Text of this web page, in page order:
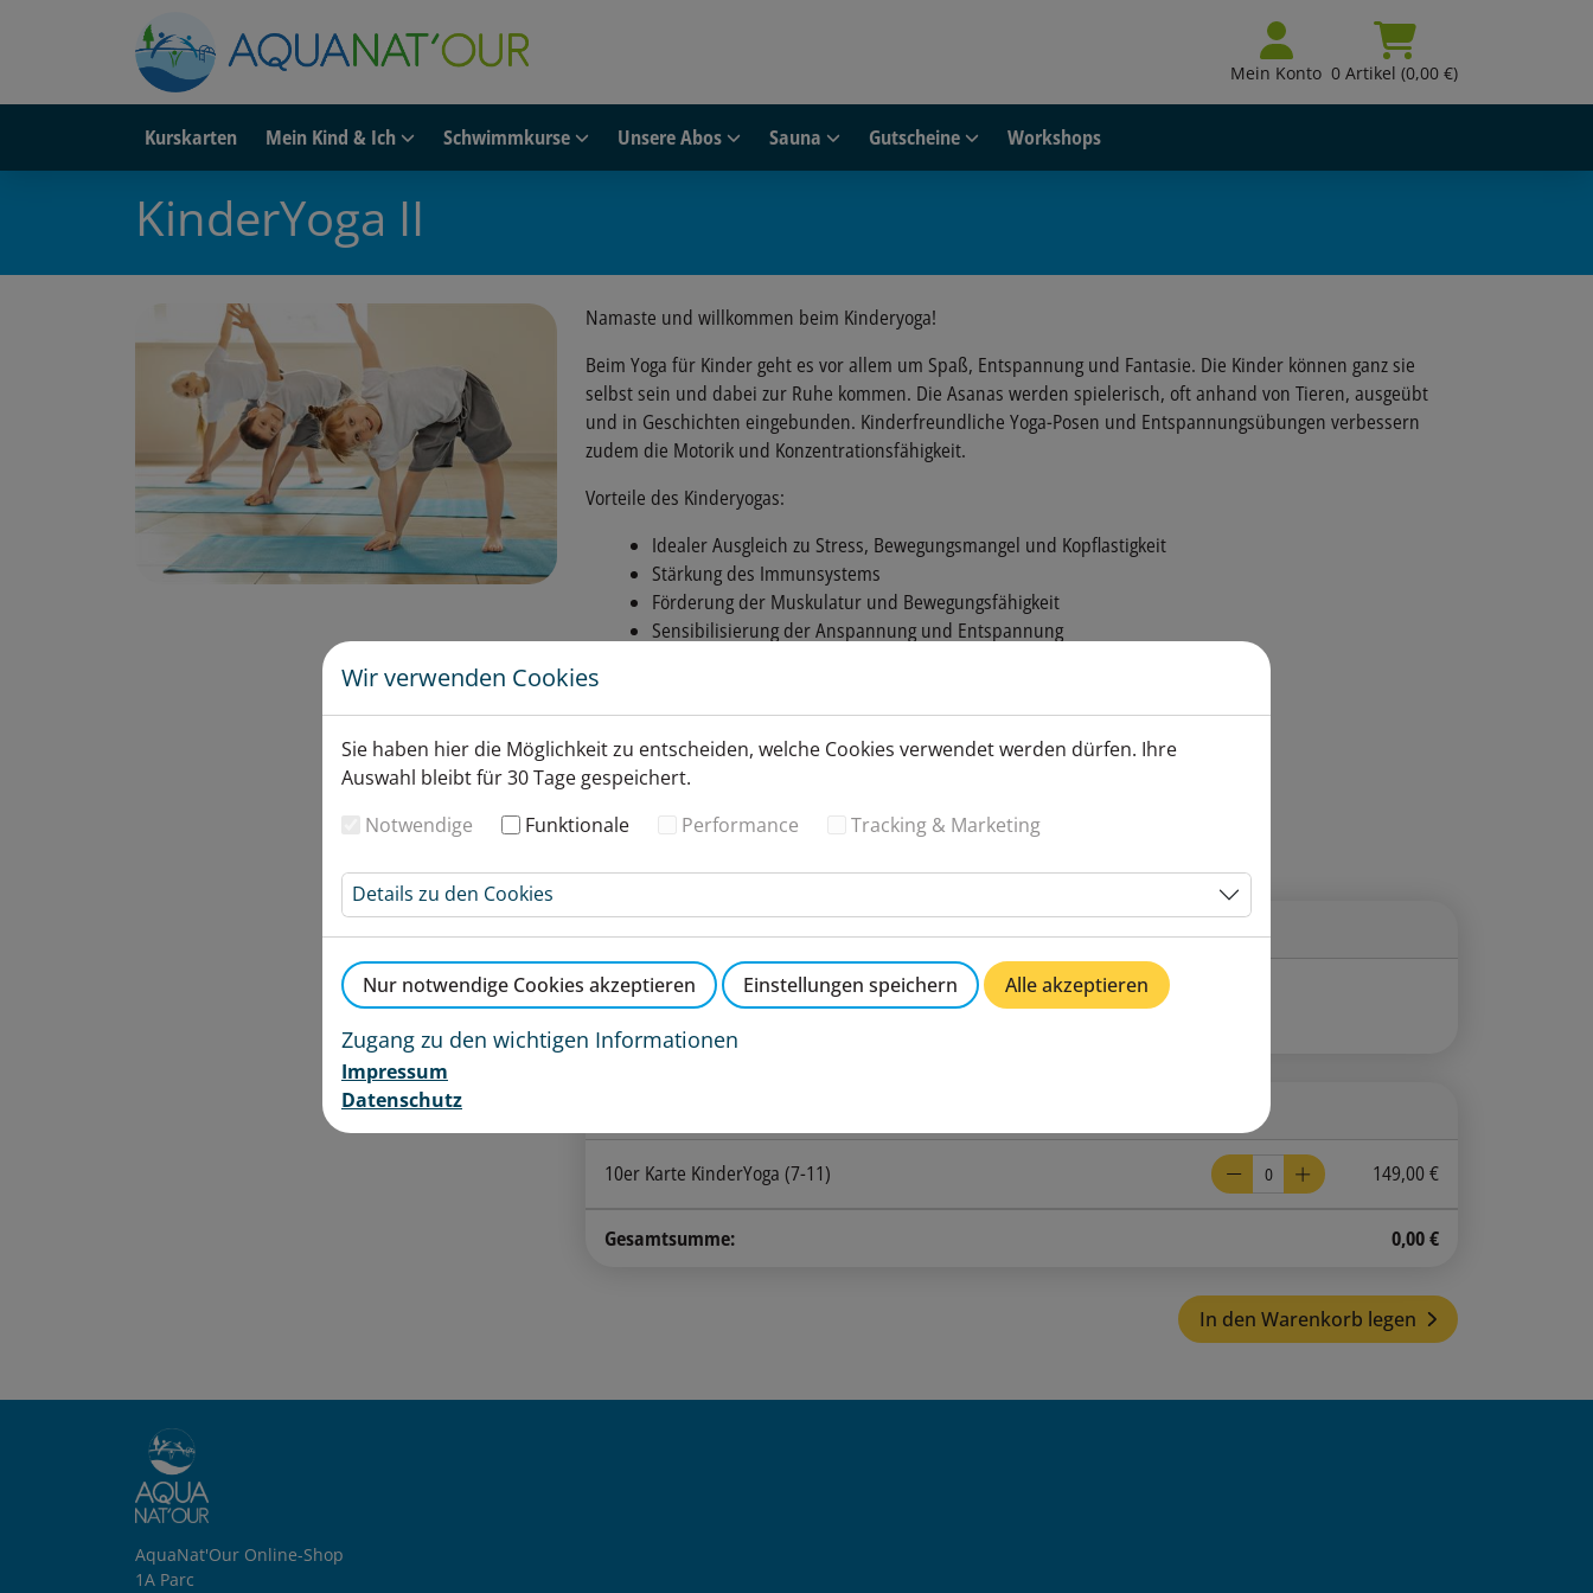
Mein Konto 0 Artikel (0,00 €)
Kurskarten Mein Kind & Ich Schwimmkurse Unsere Abos Sauna Gutscheine Workshops
KinderYoga II
Namaste und willkommen beim Kinderyoga!
Beim Yoga für Kinder geht es vor allem um Spaß, Entspannung und Fantasie. Die Kinder können ganz sie
selbst sein und dabei zur Ruhe kommen. Die Asanas werden spielerisch, oft anhand von Tieren, ausgeübt
und in Geschichten eingebunden. Kinderfreundliche Yoga-Posen und Entspannungsübungen verbessern
zudem die Motorik und Konzentrationsfähigkeit.
Vorteile des Kinderyogas:
Idealer Ausgleich zu Stress, Bewegungsmangel und Kopflastigkeit
Stärkung des Immunsystems
Förderung der Muskulatur und Bewegungsfähigkeit
Sensibilisierung der Anspannung und Entspannung
Aufmerksamkeit
Kreativität und Fantasie
Selbstvertrauen
Achtsamkeit
Informationen zu Kursblock
Kursblock Nr.:3526
10er Karte KinderYoga (7-11) 149,00 €
Gesamtsumme: 0,00 €
In den Warenkorb legen
AquaNat'Our Online-Shop
1A Parc
Wir verwenden Cookies
Sie haben hier die Möglichkeit zu entscheiden, welche Cookies verwendet werden dürfen. Ihre
Auswahl bleibt für 30 Tage gespeichert.
Notwendige
Funktionale Performance Tracking & Marketing
Details zu den Cookies
Nur notwendige Cookies akzeptieren Einstellungen speichern Alle akzeptieren
Zugang zu den wichtigen Informationen
Impressum
Datenschutz